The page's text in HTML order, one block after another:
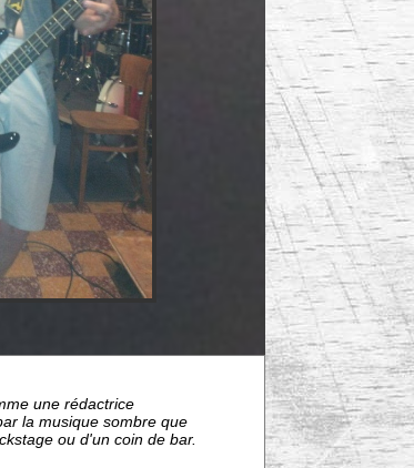
une rédactrice
la musique sombre que
ou d'un coin de bar.